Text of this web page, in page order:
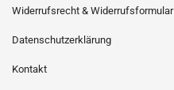
Widerrufsrecht & Widerrufsformular
Datenschutzerklärung
Kontakt